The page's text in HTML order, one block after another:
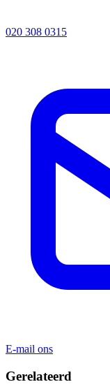
020 308 0315
E-mail ons
Gerelateerd